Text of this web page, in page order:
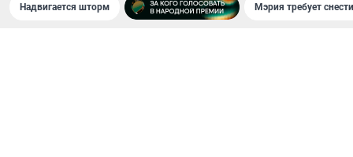
Надвигается шторм Мэрия требует